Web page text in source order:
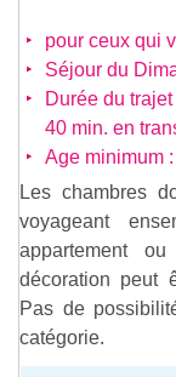
pour ceux qui
Séjour du
Durée du
40 min. en
Age minimum
Les chambres
voyageant
appartement
décoration peut
Pas de
catégorie.